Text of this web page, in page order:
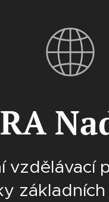
vzdělávací
základních